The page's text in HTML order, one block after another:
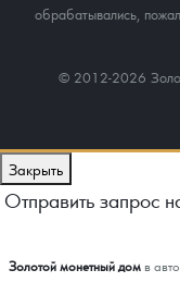
обрабатывались,
© 2012-2026
Закрыть
Отправить запрос
Золотой монетный домв